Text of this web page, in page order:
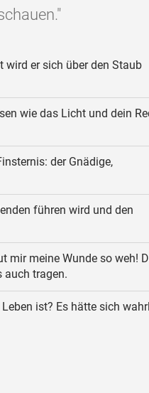
wird er sich über den Staub
wie das Licht und dein
der Gnädige,
führen wird und den
mir meine Wunde so weh!
auch tragen.
ist? Es hätte sich